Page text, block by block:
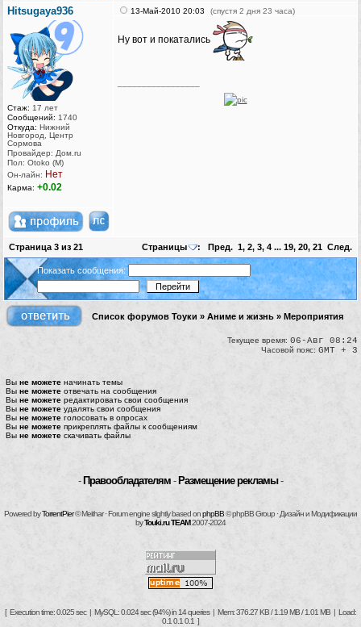
Hitsugaya936
Стаж: 17 лет
Сообщений: 1740
Откуда: Нижний
Новгород, Центр
Сормова
Провайдер: Дом.ru
Пол: Otoko (M)
Он-лайн: Нет
Карма: +0.02
13-Май-2010 20:03 (спустя 2 дня 23 часа)
Ну вот и покатались
Страница 3 из 21 Страницы : Пред. 1, 2, 3, 4 ... 19, 20, 21 След.
Показать сообщения:
Список форумов Тоуки » Аниме и жизнь » Мероприятия
Текущее время: 06-Авг 08:24
Часовой пояс: GMT + 3
Вы не можете начинать темы
Вы не можете отвечать на сообщения
Вы не можете редактировать свои сообщения
Вы не можете удалять свои сообщения
Вы не можете голосовать в опросах
Вы не можете прикреплять файлы к сообщениям
Вы не можете скачивать файлы
- Правообладателям - Размещение рекламы-
Powered byTorrentPier© Meithar · Forum engine slightly based onphpBB© phpBB Group · Дизайн и Модификации
byTouki.ru TEAM2007-2024
[ Execution time: 0.025 sec | MySQL: 0.024 sec (94%) in 14 queries | Mem: 376.27 KB / 1.19 MB / 1.01 MB | Load:
0.1 0.1 0.1 ]